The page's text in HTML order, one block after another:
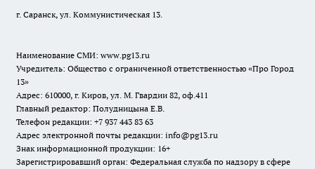
г. Саранск, ул. Коммунистическая 13.
Наименование СМИ: www.pg13.ru
Учредитель: Общество с ограниченной ответственностью «Про Город
13»
Адрес: 610000, г. Киров, ул. М. Гвардии 82, оф.411
Главный редактор: Полудницына Е.В.
Телефон редакции: +7 937 443 83 63
Адрес электронной почты редакции: info@pg13.ru
Знак информационной продукции: 16+
Зарегистрировавший орган: Федеральная служба по надзору в сфере